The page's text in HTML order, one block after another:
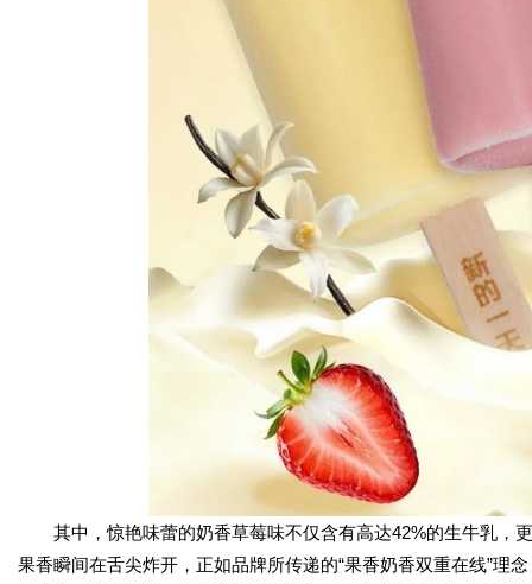
其中，惊艳味蕾的奶香草莓味不仅含有高达42%的生牛乳，
果香瞬间在舌尖炸开，正如品牌所传递的“果香奶香双重在线”理